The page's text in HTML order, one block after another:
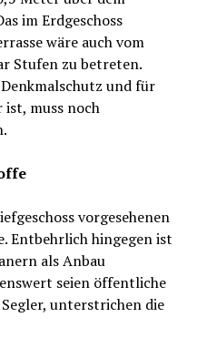
im Erdgeschoss
wäre auch vom
Stufen zu betreten.
und für
ist, muss noch
vorgesehenen
Entbehrlich hingegen ist
als Anbau
seien öffentliche
unterstrichen die